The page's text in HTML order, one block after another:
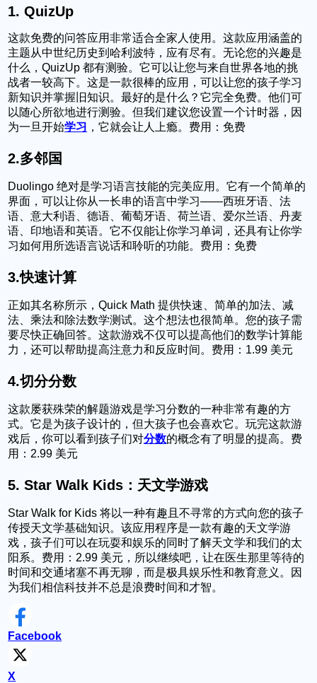
1.QuizUp
这款免费的问答应用非常适合全家人使用。这款应用涵盖的
主题从中世纪历史到哈利波特，应有尽有。无论您的兴趣是
什么，QuizUp 都有测验。它可以让您与来自世界各地的挑
战者一较高下。这是一款很棒的应用，可以让您的孩子学习
新知识并掌握旧知识。最好的是什么？它完全免费。他们可
以随心所欲地进行测验。但我们建议您设置一个计时器，因
为一旦开始学习 ，它就会让人上瘾。费用：免费
2.多邻国
Duolingo 绝对是学习语言技能的完美应用。它有一个简单的
界面，可以让你从一长串的语言中学习——西班牙语、法
语、意大利语、德语、葡萄牙语、荷兰语、爱尔兰语、丹麦
语、印地语和英语。它不仅能让你学习单词，还具有让你学
习如何用所选语言说话和聆听的功能。费用：免费
3.快速计算
正如其名称所示，Quick Math 提供快速、简单的加法、减
法、乘法和除法数学测试。这个想法也很简单。您的孩子需
要尽快正确回答。这款游戏不仅可以提高他们的数学计算能
力，还可以帮助提高注意力和反应时间。费用：1.99 美元
4.切分分数
这款屡获殊荣的解题游戏是学习分数的一种非常有趣的方
式。它是为孩子设计的，但大孩子也会喜欢它。玩完这款游
戏后，你可以看到孩子们对分数的概念有了明显的提高。费
用：2.99 美元
5.Star Walk Kids：天文学游戏
Star Walk for Kids 将以一种有趣且不寻常的方式向您的孩子
传授天文学基础知识。该应用程序是一款有趣的天文学游
戏，孩子们可以在玩耍和娱乐的同时了解天文学和我们的太
阳系。费用：2.99 美元，所以继续吧，让在医生那里等待的
时间和交通堵塞不再无聊，而是极具娱乐性和教育意义。因
为我们相信科技并不总是浪费时间和才智。
Facebook
X